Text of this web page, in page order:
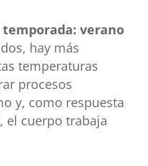
verano
hay más
temperaturas
procesos
y, como respuesta
el cuerpo trabaja